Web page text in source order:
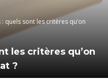
quels sont les critères qu’on
les critères qu’on
?